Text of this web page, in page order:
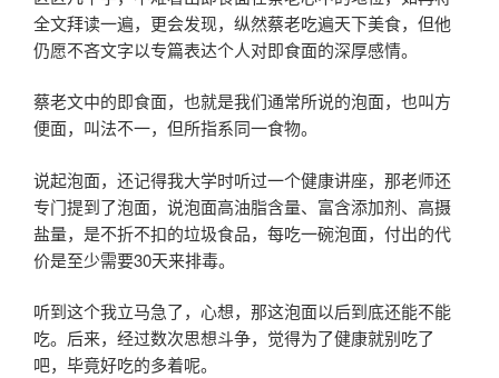
全文拜读一遍，更会发现，纵然蔡老吃遍天下美食，但他
仍愿不吝文字以专篇表达个人对即食面的深厚感情。
蔡老文中的即食面，也就是我们通常所说的泡面，也叫方
便面，叫法不一，但所指系同一食物。
说起泡面，还记得我大学时听过一个健康讲座，那老师还
专门提到了泡面，说泡面高油脂含量、富含添加剂、高摄
盐量，是不折不扣的垃圾食品，每吃一碗泡面，付出的代
价是至少需要30天来排毒。
听到这个我立马急了，心想，那这泡面以后到底还能不能
吃。后来，经过数次思想斗争，觉得为了健康就别吃了
吧，毕竟好吃的多着呢。